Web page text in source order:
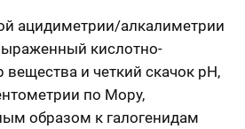
ацидиметрии/алкалиметрии
кислотно-
и четкий скачок pH,
по Мору,
образом к галогенидам